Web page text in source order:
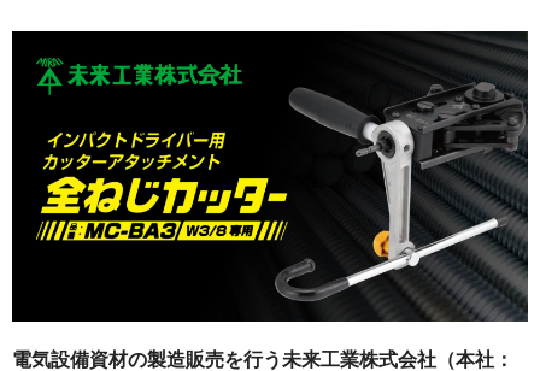
電気設備資材の製造販売を行う未来工業株式会社（本社：